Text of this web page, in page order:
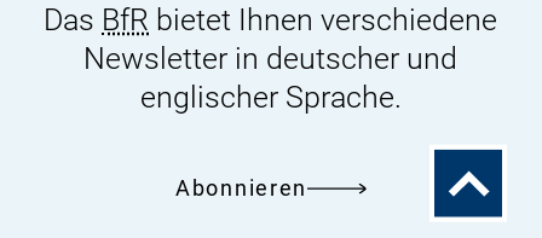
Das BfR bietet Ihnen verschiedene
Newsletter in deutscher und
englischer Sprache.
Abonnieren
Zum